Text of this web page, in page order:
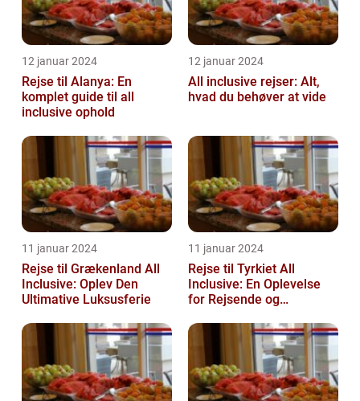
12 januar 2024
Rejse til Alanya: En
komplet guide til all
inclusive ophold
12 januar 2024
All inclusive rejser: Alt,
hvad du behøver at vide
11 januar 2024
Rejse til Grækenland All
Inclusive: Oplev Den
Ultimative Luksusferie
11 januar 2024
Rejse til Tyrkiet All
Inclusive: En Oplevelse
for Rejsende og